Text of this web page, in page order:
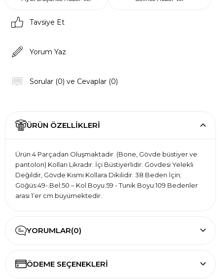
Tavsiye Et
Yorum Yaz
Sorular (0) ve Cevaplar (0)
ÜRÜN ÖZELLIKLERI
Ürün 4 Parçadan Oluşmaktadır. (Bone, Gövde büstiyer ve
pantolon) Kolları Likradır. İçi Büstiyerlidir. Gövdesi Yelekli
Değildir, Gövde Kısmı Kollara Dikilidir. 38 Beden İçin;
Göğüs:49-.Bel:50 – Kol Boyu:59 - Tunik Boyu:109 Bedenler
arası 1’er cm büyümektedir.
YORUMLAR(0)
ÖDEME SEÇENEKLERI